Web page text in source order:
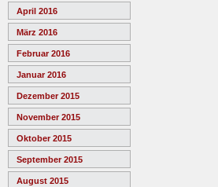
April 2016
März 2016
Februar 2016
Januar 2016
Dezember 2015
November 2015
Oktober 2015
September 2015
August 2015